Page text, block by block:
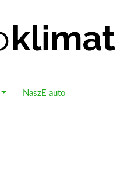
NaszE auto